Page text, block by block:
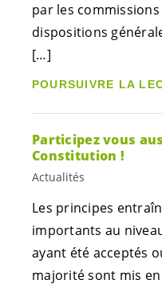
par les
dispositions
[…]
POURSUIVRE LA
Participez vous
Constitution !
Actualités
Les principes
importants au
ayant été acceptés
majorité sont mis